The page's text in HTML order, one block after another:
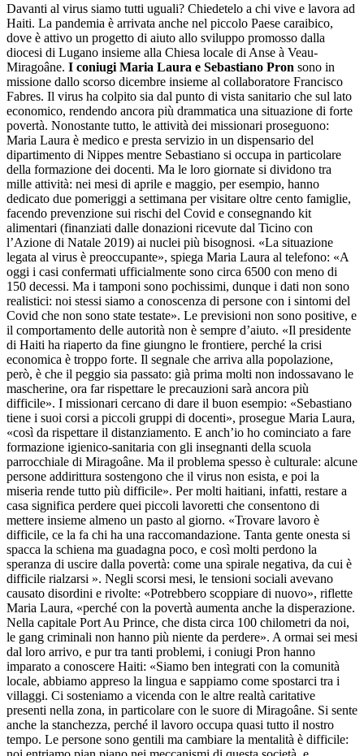
Davanti al virus siamo tutti uguali? Chiedetelo a chi vive e lavora ad
Haiti. La pandemia è arrivata anche nel piccolo Paese caraibico,
dove è attivo un progetto di aiuto allo sviluppo promosso dalla
diocesi di Lugano insieme alla Chiesa locale di Anse à Veau-
Miragoâne. I coniugi Maria Laura e Sebastiano Pron sono in
missione dallo scorso dicembre insieme al collaboratore Francisco
Fabres. Il virus ha colpito sia dal punto di vista sanitario che sul lato
economico, rendendo ancora più drammatica una situazione di forte
povertà. Nonostante tutto, le attività dei missionari proseguono:
Maria Laura è medico e presta servizio in un dispensario del
dipartimento di Nippes mentre Sebastiano si occupa in particolare
della formazione dei docenti. Ma le loro giornate si dividono tra
mille attività: nei mesi di aprile e maggio, per esempio, hanno
dedicato due pomeriggi a settimana per visitare oltre cento famiglie,
facendo prevenzione sui rischi del Covid e consegnando kit
alimentari (finanziati dalle donazioni ricevute dal Ticino con
l’Azione di Natale 2019) ai nuclei più bisognosi. «La situazione
legata al virus è preoccupante», spiega Maria Laura al telefono: «A
oggi i casi confermati ufficialmente sono circa 6500 con meno di
150 decessi. Ma i tamponi sono pochissimi, dunque i dati non sono
realistici: noi stessi siamo a conoscenza di persone con i sintomi del
Covid che non sono state testate». Le previsioni non sono positive, e
il comportamento delle autorità non è sempre d’aiuto. «Il presidente
di Haiti ha riaperto da fine giungno le frontiere, perché la crisi
economica è troppo forte. Il segnale che arriva alla popolazione,
però, è che il peggio sia passato: già prima molti non indossavano le
mascherine, ora far rispettare le precauzioni sarà ancora più
difficile». I missionari cercano di dare il buon esempio: «Sebastiano
tiene i suoi corsi a piccoli gruppi di docenti», prosegue Maria Laura,
«così da rispettare il distanziamento. E anch’io ho cominciato a fare
formazione igienico-sanitaria con gli insegnanti della scuola
parrocchiale di Miragoâne. Ma il problema spesso è culturale: alcune
persone addirittura sostengono che il virus non esista, e poi la
miseria rende tutto più difficile». Per molti haitiani, infatti, restare a
casa significa perdere quei piccoli lavoretti che consentono di
mettere insieme almeno un pasto al giorno. «Trovare lavoro è
difficile, ce la fa chi ha una raccomandazione. Tanta gente onesta si
spacca la schiena ma guadagna poco, e così molti perdono la
speranza di uscire dalla povertà: come una spirale negativa, da cui è
difficile rialzarsi ». Negli scorsi mesi, le tensioni sociali avevano
causato disordini e rivolte: «Potrebbero scoppiare di nuovo», riflette
Maria Laura, «perché con la povertà aumenta anche la disperazione.
Nella capitale Port Au Prince, che dista circa 100 chilometri da noi,
le gang criminali non hanno più niente da perdere». A ormai sei mesi
dal loro arrivo, e pur tra tanti problemi, i coniugi Pron hanno
imparato a conoscere Haiti: «Siamo ben integrati con la comunità
locale, abbiamo appreso la lingua e sappiamo come spostarci tra i
villaggi. Ci sosteniamo a vicenda con le altre realtà caritative
presenti nella zona, in particolare con le suore di Miragoâne. Si sente
anche la stanchezza, perché il lavoro occupa quasi tutto il nostro
tempo. Le persone sono gentili ma cambiare la mentalità è difficile: